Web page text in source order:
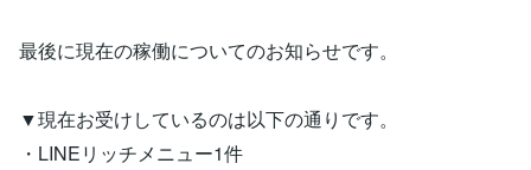
最後に現在の稼働についてのお知らせです。
▼現在お受けしているのは以下の通りです。
・LINEリッチメニュー1件